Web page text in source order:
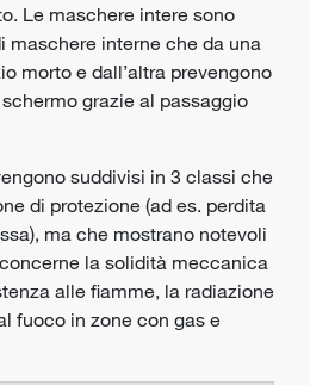
Le maschere intere sono
maschere interne che da una
morto e dall’altra prevengono
grazie al passaggio
suddivisi in 3 classi che
di protezione (ad es. perdita
ma che mostrano notevoli
la solidità meccanica
alle fiamme, la radiazione
fuoco in zone con gas e